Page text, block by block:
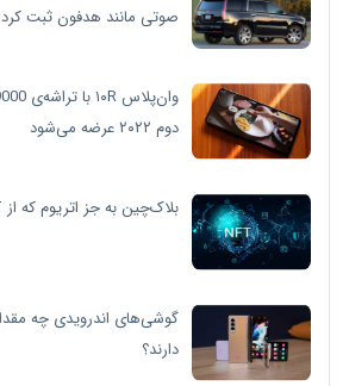
صوتی مانند هدفون ثبت کرد
دوم ۲۰۲۲ عرضه می‌شود
بلاک‌چین به جز اتریوم که از NFT پشتیبانی می‌کنند
دارند؟